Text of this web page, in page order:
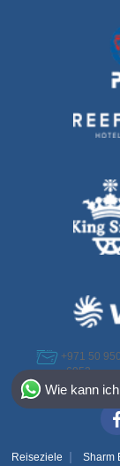
+971 50 950
6952
Reiseziele Sharm
Wie kann
Select Destination